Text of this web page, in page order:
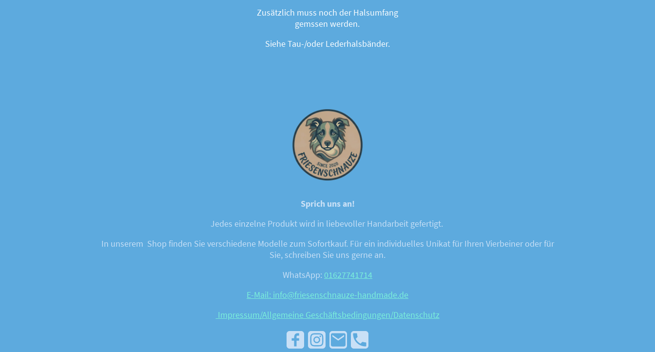
Zusätzlich muss noch der Halsumfang
gemssen werden.
Siehe Tau-/oder Lederhalsbänder.
Sprich uns an!
Jedes einzelne Produkt wird in liebevoller Handarbeit gefertigt.
In unserem Shop finden Sie verschiedene Modelle zum Sofortkauf. Für ein individuelles Unikat für Ihren Vierbeiner oder für
Sie, schreiben Sie uns gerne an.
WhatsApp: 01627741714
E-Mail: info@friesenschnauze-handmade.de
Impressum/Allgemeine Geschäftsbedingungen/Datenschutz